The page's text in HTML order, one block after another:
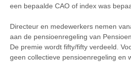
een bepaalde CAO of index was
Directeur en medewerkers nemen
aan de pensioenregeling van
De premie wordt fifty/fifty verdeeld.
geen collectieve pensioenregeling en